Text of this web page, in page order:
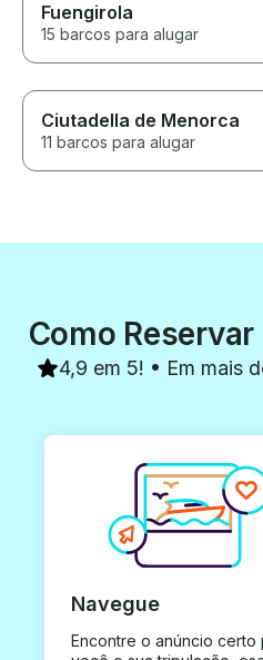
Fuengirola
15 barcos para alugar
Ciutadella de Menorca
11 barcos para alugar
Como
4,9 em 5! • Em mais
Navegue
Encontre o anúncio certo